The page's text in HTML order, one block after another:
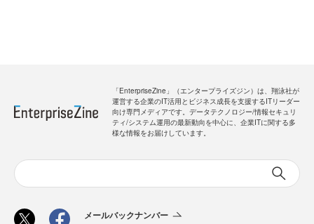
「EnterpriseZine」（エンタープライズジン）は、翔泳社が
運営する企業のIT活用とビジネス成長を支援するITリーダー
向け専門メディアです。データテクノロジー/情報セキュリ
ティ/システム運用の最新動向を中心に、企業ITに関する多
様な情報をお届けしています。
メールバックナンバー